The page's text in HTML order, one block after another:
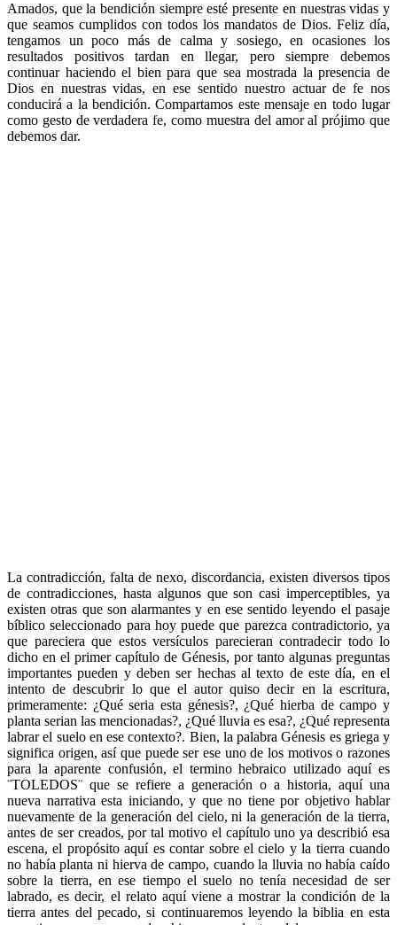
Amados, que la bendición siempre esté presente en nuestras vidas y
que seamos cumplidos con todos los mandatos de Dios. Feliz día,
tengamos un poco más de calma y sosiego, en ocasiones los
resultados positivos tardan en llegar, pero siempre debemos
continuar haciendo el bien para que sea mostrada la presencia de
Dios en nuestras vidas, en ese sentido nuestro actuar de fe nos
conducirá a la bendición. Compartamos este mensaje en todo lugar
como gesto de verdadera fe, como muestra del amor al prójimo que
debemos dar.
La contradicción, falta de nexo, discordancia, existen diversos tipos
de contradicciones, hasta algunos que son casi imperceptibles, ya
existen otras que son alarmantes y en ese sentido leyendo el pasaje
bíblico seleccionado para hoy puede que parezca contradictorio, ya
que pareciera que estos versículos parecieran contradecir todo lo
dicho en el primer capítulo de Génesis, por tanto algunas preguntas
importantes pueden y deben ser hechas al texto de este día, en el
intento de descubrir lo que el autor quiso decir en la escritura,
primeramente: ¿Qué seria esta génesis?, ¿Qué hierba de campo y
planta serian las mencionadas?, ¿Qué lluvia es esa?, ¿Qué representa
labrar el suelo en ese contexto?. Bien, la palabra Génesis es griega y
significa origen, así que puede ser ese uno de los motivos o razones
para la aparente confusión, el termino hebraico utilizado aquí es
¨TOLEDOS¨ que se refiere a generación o a historia, aquí una
nueva narrativa esta iniciando, y que no tiene por objetivo hablar
nuevamente de la generación del cielo, ni la generación de la tierra,
antes de ser creados, por tal motivo el capítulo uno ya describió esa
escena, el propósito aquí es contar sobre el cielo y la tierra cuando
no había planta ni hierva de campo, cuando la lluvia no había caído
sobre la tierra, en ese tiempo el suelo no tenía necesidad de ser
labrado, es decir, el relato aquí viene a mostrar la condición de la
tierra antes del pecado, si continuaremos leyendo la biblia en esta